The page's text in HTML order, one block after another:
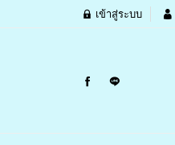
เข้าสู่ระบบ